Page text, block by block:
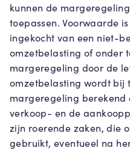
kunnen de
toepassen. Voorwaarde
ingekocht van een niet-
omzetbelasting of onder
margeregeling door de
omzetbelasting wordt bij
margeregeling berekend
verkoop- en de
zijn roerende zaken, die
gebruikt, eventueel na